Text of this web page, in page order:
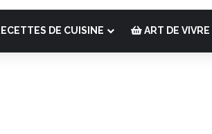
DE CUISINE ART DE VIVRE